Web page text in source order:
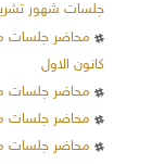
جلسات شهور تشرين
كانون الاول
محاضر جلسات مجلس
محاضر جلسات مجلس
محاضر جلسات مجلس